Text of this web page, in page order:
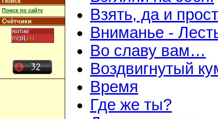
Поиск по сайту
Счётчики
Взять, да и
Вниманье -
Во славу вам…
Воздвигнутый
Время
Где же ты?